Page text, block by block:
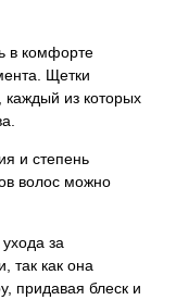
в комфорте
Щетки
каждый из которых
и степень
волос можно
за
так как она
придавая блеск и